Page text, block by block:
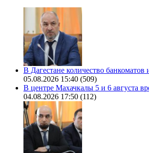
В Дагестане количество
05.08.2026 15:40 (509)
В центре Махачкалы 5 и 6 августа
04.08.2026 17:50 (112)